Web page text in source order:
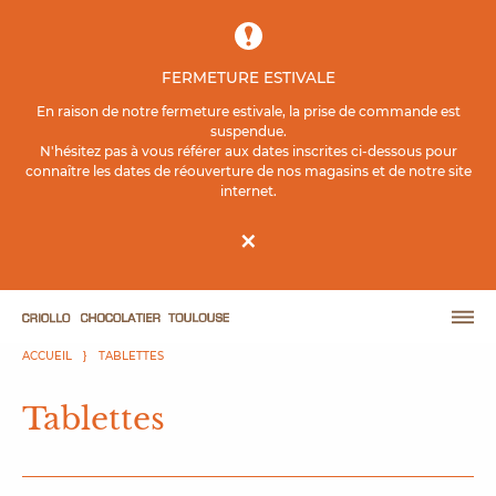
FERMETURE ESTIVALE
En raison de notre fermeture estivale, la prise de commande est
suspendue.
N'hésitez pas à vous référer aux dates inscrites ci-dessous pour
connaître les dates de réouverture de nos magasins et de notre site
internet.
×
ACCUEIL TABLETTES
Tablettes